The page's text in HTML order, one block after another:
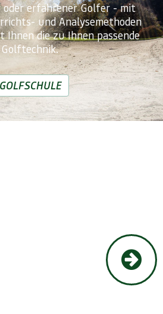
oder erfahrener Golfer - mit
und Analysemethoden
die zu Ihnen passende
Golftechnik.
GOLFSCHULE